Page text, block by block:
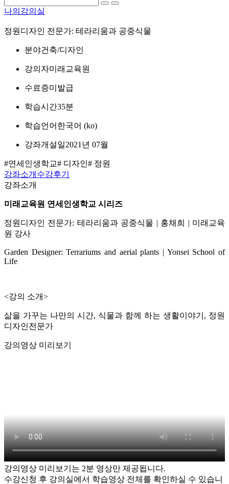
나의강의실
정원디자인 전문가: 테라리움과 공중식물
분야건축/디자인
강의자미래교육원
수료증미발급
학습시간35분
학습언어 한국어 ‎(ko)‎
강좌개설일2021년 07월
#연세인생학교# 디자인# 정원
강좌소개 수강후기
강좌소개
미래교육원 연세인생학교 시리즈
정원디자인 전문가: 테라리움과 공중식물 | 홍채희 | 미래교육
원 강사
Garden Designer: Terrariums and aerial plants | Yonsei School of
Life
<강의 소개>
삶을 가꾸는 나만의 시간, 식물과 함께 하는 생활이야기, 정원
디자인전문가
강의영상 미리보기
강의영상 미리보기는 2분 영상만 제공됩니다.
수강신청 후 강의실에서 학습영상 전체를 확인하실 수 있습니